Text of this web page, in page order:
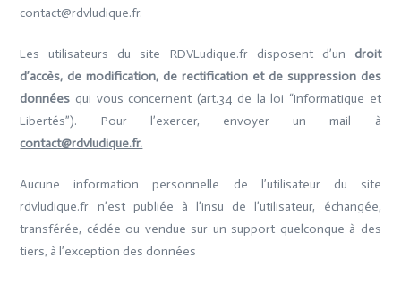
contact@rdvludique.fr.
Les utilisateurs du site RDVLudique.fr disposent d’un droit
d’accès, de modification, de rectification et de suppression des
données qui vous concernent (art.34 de la loi “Informatique et
Libertés”). Pour l’exercer, envoyer un mail à
contact@rdvludique.fr.
Aucune information personnelle de l’utilisateur du site
rdvludique.fr n’est publiée à l’insu de l’utilisateur, échangée,
transférée, cédée ou vendue sur un support quelconque à des
tiers, à l’exception des données